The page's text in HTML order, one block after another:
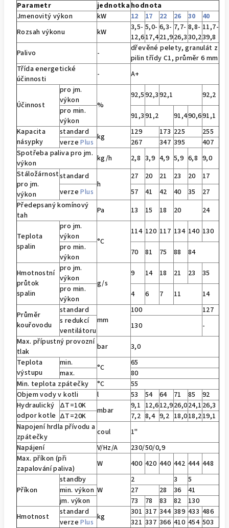
Parametr jednotka hodnota
Jmenovitý výkon
kW 12 17 22 26 30
40
Rozsah výkonu
kW
3,5-
12,6
5,0-
17,4
6,3-
21,9
7,7-
26,3
8,8-
30,2
11,7-
39,8
Palivo
-
dřevěné pelety, granulát z
pilin třídy C1, průměr 6 mm
Třída energetické
účinnosti
- A+
Účinnost
pro jm.
výkon
%
92,592,392,1
92,2
pro min.
výkon
91,391,2 91,490,691,1
Kapacita
násypky
standard kg 129 173 225
255
verze Plus 267 347 395
407
Spotřeba paliva pro jm.
výkon
kg/h 2,8 3,9 4,9 5,9 6,8 9,0
Stáložárnost
pro jm.
výkon
standard
h
27 20 21 23 20
17
verze Plus 57 41 42 40 35
27
Předepsaný komínový
tah
Pa 13 15 18 20 24
Teplota
spalin
pro jm.
výkon
°C
114 120 117 134 140 130
pro min.
výkon
70 81 75 88 84
Hmotnostní
průtok
spalin
pro jm.
výkon
g/s
9 14 18 21 23
35
pro min.
výkon
4 6 7 11 14
Průměr
kouřovodu
standard
mm
100
127
s redukcí
ventilátoru
130
-
Max. přípustný provozní
tlak
bar
3,0
Teplota
výstupu
min. °C
65
max.
80
Min. teplota zpátečky
°C
55
Objem vody v kotli
l 53 54 64 71 85
92
Hydraulický
odpor kotle
ΔT=10K mbar 9,1 12,612,926,024,1 26,3
ΔT=20K
7,2 8,4 9,2 18,018,219,1
Napojení hrdla přívodu a
zpátečky
coul
1"
Napájení
V/Hz/A
230/50/0,9
Max. příkon (při
zapalování paliva)
W 400 420 440 442 444 448
Příkon
standby
W
2 3
5
min. výkon
27 28 36
41
jm. výkon
73 78 83 82
130
Hmotnost
standard kg 301 317 344 389 433 486
verze Plus 321 337 366 410 454 503